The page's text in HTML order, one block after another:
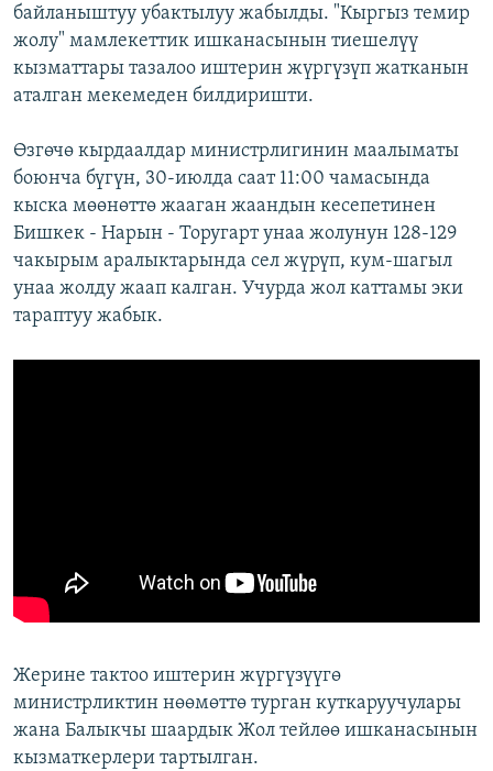
байланыштуу убактылуу жабылды. "Кыргыз темир
жолу" мамлекеттик ишканасынын тиешелүү
кызматтары тазалоо иштерин жүргүзүп жатканын
аталган мекемеден билдиришти.
Өзгөчө кырдаалдар министрлигинин маалыматы
боюнча бүгүн, 30-июлда саат 11:00 чамасында
кыска мөөнөттө жааган жаандын кесепетинен
Бишкек - Нарын - Торугарт унаа жолунун 128-129
чакырым аралыктарында сел жүрүп, кум-шагыл
унаа жолду жаап калган. Учурда жол каттамы эки
тараптуу жабык.
Жерине тактоо иштерин жүргүзүүгө
министрликтин нөөмөттө турган куткаруучулары
жана Балыкчы шаардык Жол тейлөө ишканасынын
кызматкерлери тартылган.